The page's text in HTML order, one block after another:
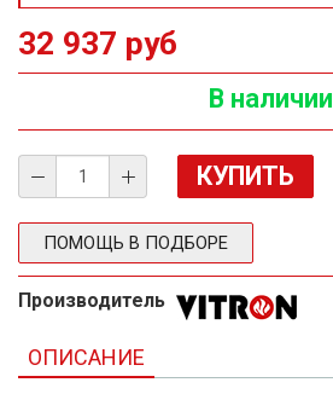
32 937 руб
В наличии
ПОМОЩЬ В ПОДБОРЕ
Производитель
ОПИСАНИЕ